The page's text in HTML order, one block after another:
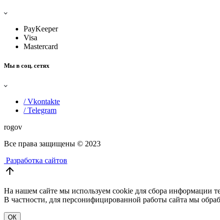
PayKeeper
Visa
Mastercard
Мы в соц. сетях
/ Vkontakte
/ Telegram
rogov
Все права защищены © 2023
Разработка сайтов
arrow_upward
На нашем сайте мы используем cookie для сбора информации
В частности, для персонифицированной работы сайта мы
ОК